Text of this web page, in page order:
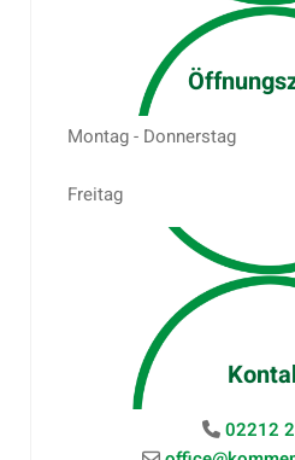
Montag - Donnerstag
Freitag
 02212